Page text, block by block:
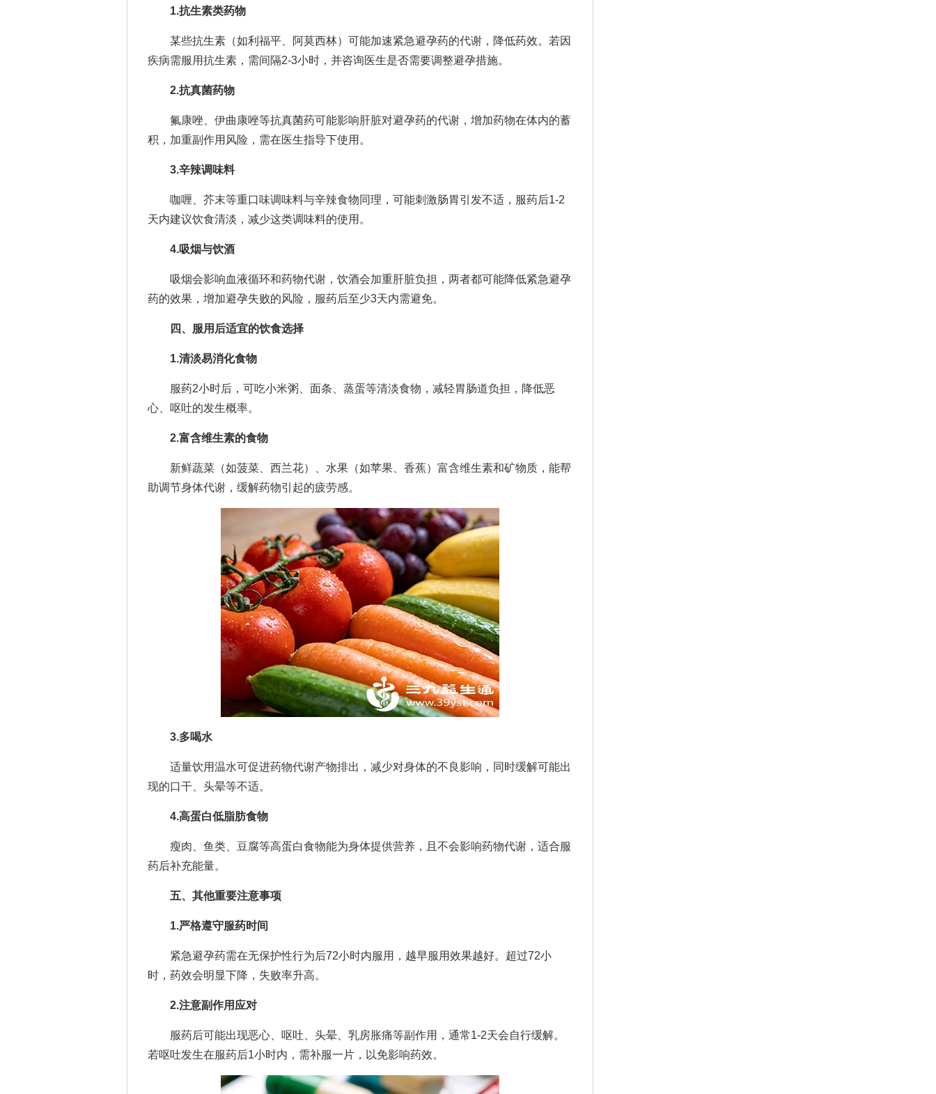
1.抗生素类药物
某些抗生素（如利福平、阿莫西林）可能加速紧急避孕药的代谢，降低药效。若因
疾病需服用抗生素，需间隔2-3小时，并咨询医生是否需要调整避孕措施。
2.抗真菌药物
氟康唑、伊曲康唑等抗真菌药可能影响肝脏对避孕药的代谢，增加药物在体内的蓄
积，加重副作用风险，需在医生指导下使用。
3.辛辣调味料
咖喱、芥末等重口味调味料与辛辣食物同理，可能刺激肠胃引发不适，服药后1-2
天内建议饮食清淡，减少这类调味料的使用。
4.吸烟与饮酒
吸烟会影响血液循环和药物代谢，饮酒会加重肝脏负担，两者都可能降低紧急避孕
药的效果，增加避孕失败的风险，服药后至少3天内需避免。
四、服用后适宜的饮食选择
1.清淡易消化食物
服药2小时后，可吃小米粥、面条、蒸蛋等清淡食物，减轻胃肠道负担，降低恶
心、呕吐的发生概率。
2.富含维生素的食物
新鲜蔬菜（如菠菜、西兰花）、水果（如苹果、香蕉）富含维生素和矿物质，能帮
助调节身体代谢，缓解药物引起的疲劳感。
3.多喝水
适量饮用温水可促进药物代谢产物排出，减少对身体的不良影响，同时缓解可能出
现的口干、头晕等不适。
4.高蛋白低脂肪食物
瘦肉、鱼类、豆腐等高蛋白食物能为身体提供营养，且不会影响药物代谢，适合服
药后补充能量。
五、其他重要注意事项
1.严格遵守服药时间
紧急避孕药需在无保护性行为后72小时内服用，越早服用效果越好。超过72小
时，药效会明显下降，失败率升高。
2.注意副作用应对
服药后可能出现恶心、呕吐、头晕、乳房胀痛等副作用，通常1-2天会自行缓解。
若呕吐发生在服药后1小时内，需补服一片，以免影响药效。